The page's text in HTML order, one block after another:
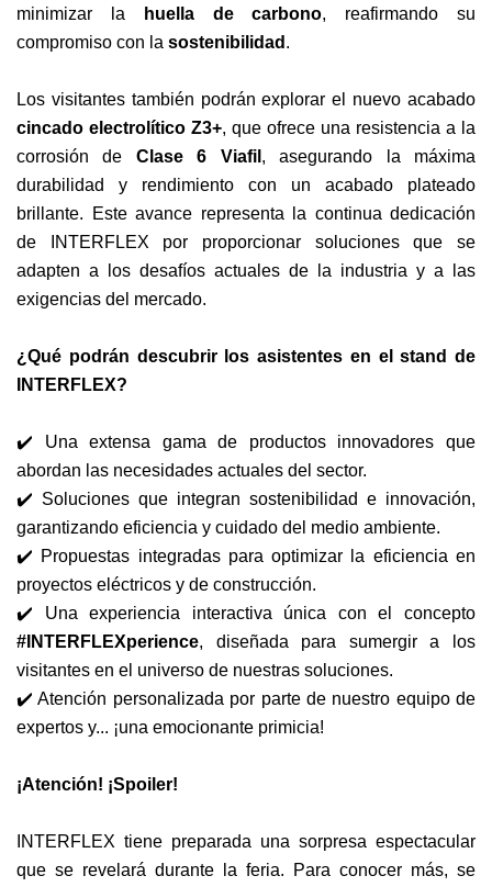
minimizar la
huella de carbono, reafirmando su
compromiso con la sostenibilidad .
Los visitantes también podrán explorar el nuevo acabado
cincado electrolítico Z3+, que ofrece una resistencia a la
corrosión de Clase 6 Viafil , asegurando la máxima
durabilidad y rendimiento con un acabado plateado
brillante. Este avance representa la continua dedicación
de INTERFLEX por proporcionar soluciones que se
adapten a los desafíos actuales de la industria y a las
exigencias del mercado.
¿Qué podrán descubrir los asistentes en el stand de
INTERFLEX?
✔️ Una extensa gama de productos innovadores que
abordan las necesidades actuales del sector.
✔️ Soluciones que integran sostenibilidad e innovación,
garantizando eficiencia y cuidado del medio ambiente.
✔️ Propuestas integradas para optimizar la eficiencia en
proyectos eléctricos y de construcción.
✔️ Una experiencia interactiva única con el concepto
#INTERFLEXperience, diseñada para sumergir a los
visitantes en el universo de nuestras soluciones.
✔️ Atención personalizada por parte de nuestro equipo de
expertos y... ¡una emocionante primicia!
¡Atención! ¡Spoiler!
INTERFLEX tiene preparada una sorpresa espectacular
que se revelará durante la feria. Para conocer más, se